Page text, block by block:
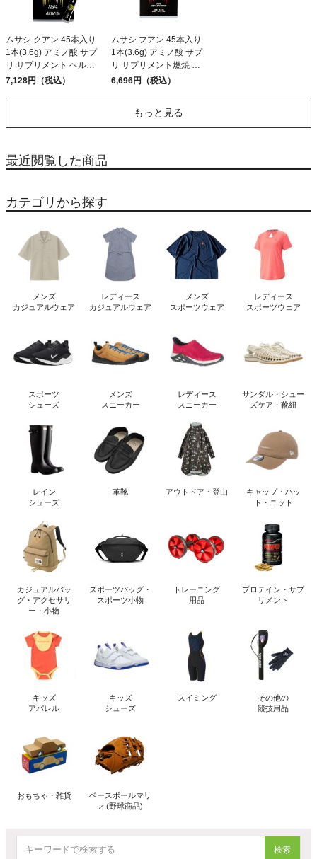
ムサシ クアン 45本入り
1本(3.6g) アミノ酸 サプ
リ サプリメント ヘルス
メンテナンス 筋肉 吸収
MUSASHI KUAN
7,128円（税込）
ムサシ フアン 45本入り
1本(3.6g) アミノ酸 サプ
リ サプリメント燃焼 健
康 ウェイトコントロー
コントロール MUSASHI
HUAN
6,696円（税込）
もっと見る
最近閲覧した商品
カテゴリから探す
メンズ
カジュアルウェア
レディース
カジュアルウェア
メンズ
スポーツウェア
レディース
スポーツウェア
スポーツ
シューズ
メンズ
スニーカー
レディース
スニーカー
サンダル・シュー
ズケア・靴紐
レイン
シューズ
革靴 アウトドア・登山
キャップ・ハッ
ト・ニット
カジュアルバッ
グ・アクセサリ
ー・小物
スポーツバッグ・
スポーツ小物
トレーニング
用品
プロテイン・サプ
リメント
キッズ
アパレル
キッズ
シューズ
スイミング
その他の
競技用品
おもちゃ・雑貨
ベースボールマリ
オ(野球商品)
検索